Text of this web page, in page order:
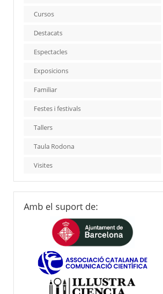
Cursos
Destacats
Espectacles
Exposicions
Familiar
Festes i festivals
Tallers
Taula Rodona
Visites
Amb el suport de: